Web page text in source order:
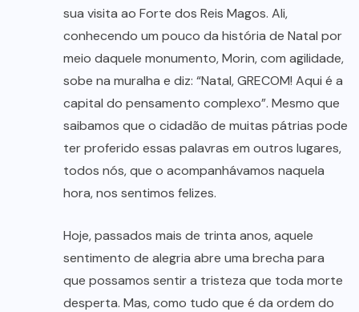
sua visita ao Forte dos Reis Magos. Ali,
conhecendo um pouco da história de Natal por
meio daquele monumento, Morin, com agilidade,
sobe na muralha e diz: “Natal, GRECOM! Aqui é a
capital do pensamento complexo”. Mesmo que
saibamos que o cidadão de muitas pátrias pode
ter proferido essas palavras em outros lugares,
todos nós, que o acompanhávamos naquela
hora, nos sentimos felizes.
Hoje, passados mais de trinta anos, aquele
sentimento de alegria abre uma brecha para
que possamos sentir a tristeza que toda morte
desperta. Mas, como tudo que é da ordem do